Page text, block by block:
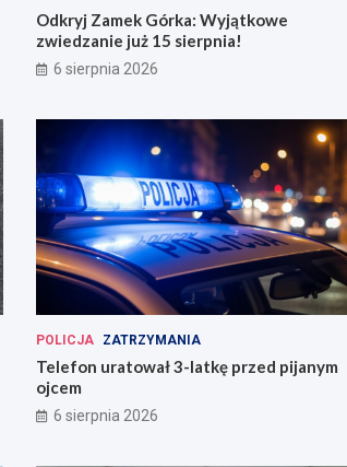
Odkryj Zamek Górka: Wyjątkowe
zwiedzanie już 15 sierpnia!
6 sierpnia 2026
POLICJA ZATRZYMANIA
Telefon uratował 3-latkę przed pijanym
ojcem
6 sierpnia 2026